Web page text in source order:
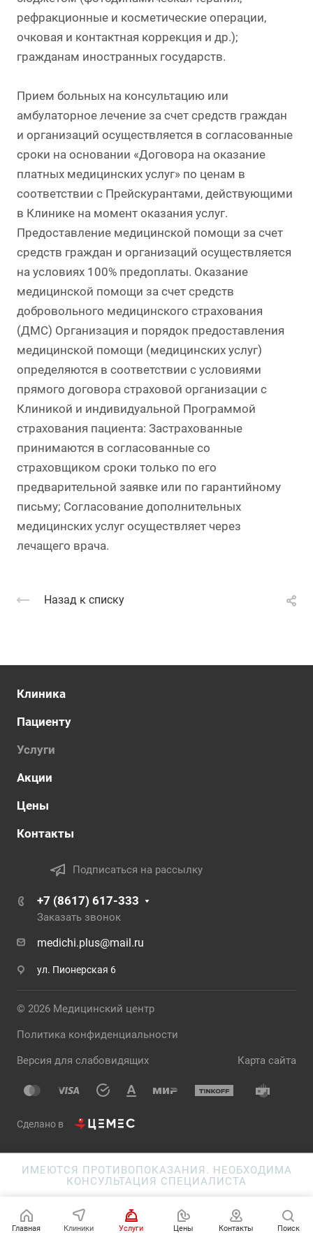
рефракционные и косметические операции,
очковая и контактная коррекция и др.);
гражданам иностранных государств.
Прием больных на консультацию или
амбулаторное лечение за счет средств граждан
и организаций осуществляется в согласованные
сроки на основании «Договора на оказание
платных медицинских услуг» по ценам в
соответствии с Прейскурантами, действующими
в Клинике на момент оказания услуг.
Предоставление медицинской помощи за счет
средств граждан и организаций осуществляется
на условиях 100% предоплаты. Оказание
медицинской помощи за счет средств
добровольного медицинского страхования
(ДМС) Организация и порядок предоставления
медицинской помощи (медицинских услуг)
определяются в соответствии с условиями
прямого договора страховой организации с
Клиникой и индивидуальной Программой
страхования пациента: Застрахованные
принимаются в согласованные со
страховщиком сроки только по его
предварительной заявке или по гарантийному
письму; Согласование дополнительных
медицинских услуг осуществляет через
лечащего врача.
Назад к списку
Клиника
Пациенту
Услуги
Акции
Цены
Контакты
Подписаться на рассылку
+7 (8617) 617-333
Заказать звонок
medichi.plus@mail.ru
ул. Пионерская 6
© 2026 Медицинский центр
Политика конфиденциальности
Версия для слабовидящих Карта сайта
Сделано в
ИМЕЮТСЯ ПРОТИВОПОКАЗАНИЯ. НЕОБХОДИМА
КОНСУЛЬТАЦИЯ СПЕЦИАЛИСТА
Главная Клиники Услуги Цены Контакты Поиск